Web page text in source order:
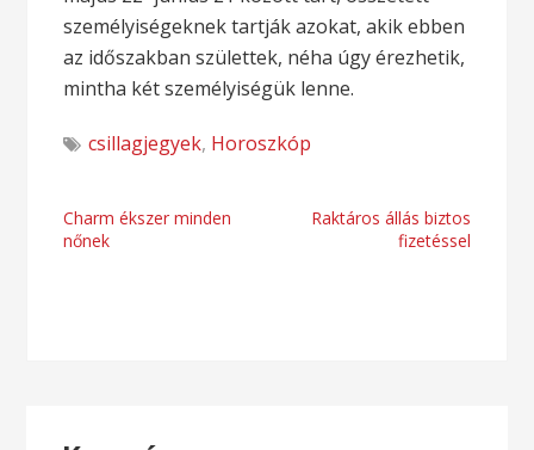
személyiségeknek tartják azokat, akik ebben
az időszakban születtek, néha úgy érezhetik,
mintha két személyiségük lenne.
csillagjegyek, Horoszkóp
Bejegyzés
Charm ékszer minden
nőnek
Raktáros állás biztos
fizetéssel